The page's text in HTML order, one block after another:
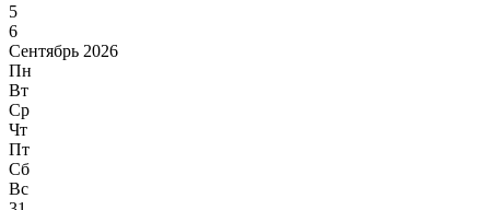
5
6
Сентябрь 2026
Пн
Вт
Ср
Чт
Пт
Сб
Вс